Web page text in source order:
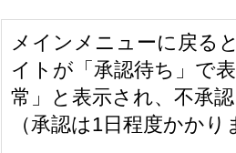
メインメニューに戻る
イトが「承認待ち」で
常」と表示され、不承
（承認は1日程度かかり